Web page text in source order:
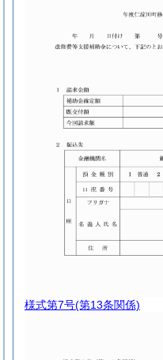
様式第7号(第13条関係)